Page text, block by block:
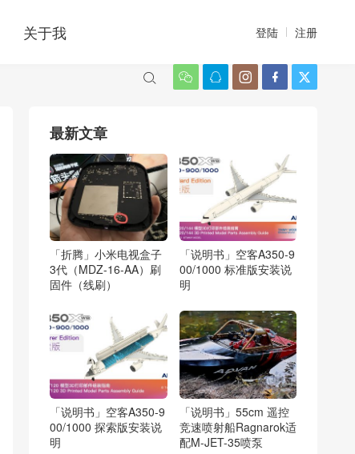
关于我 登陆 注册
    

最新文章
「折腾」小米电视盒子
3代（MDZ-16-AA）刷
固件（线刷）
「说明书」空客A350-9
00/1000 标准版安装说
明
「说明书」空客A350-9
00/1000 探索版安装说
明
「说明书」55cm 遥控
竞速喷射船Ragnarok适
配M-JET-35喷泵